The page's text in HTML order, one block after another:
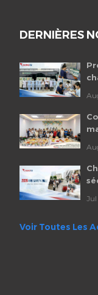
DERNIÈRES
Voir Toutes Les